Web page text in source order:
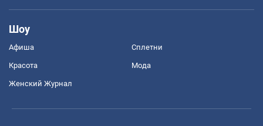
Шоу
Афиша Сплетни
Красота Мода
Женский Журнал